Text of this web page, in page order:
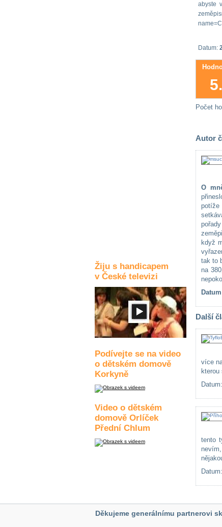
Žiju s handicapem
v České televizi
Podívejte se na video
o dětském domově
Korkyně
Video o dětském
domově Orlíček
Přední Chlum
abyste
Datum:
Počet
Autor
O
když
tak to
na
Další
více
Datum:
tento
Datum:
Děkujeme generálnímu partnerovi